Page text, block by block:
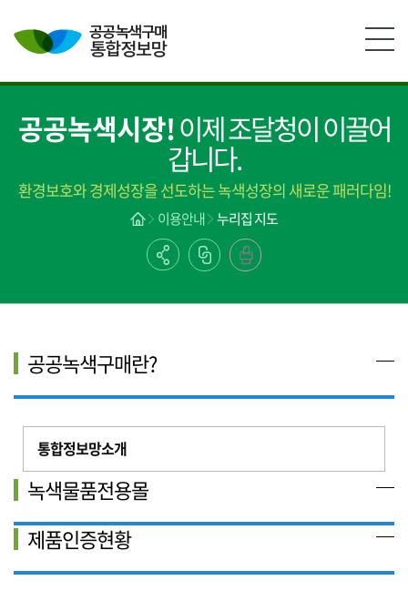
공공녹색시장!이제 조달청이 이끌어
갑니다.
환경보호와 경제성장을 선도하는 녹색성장의 새로운 패러다임!
이용안내 누리집 지도
공공녹색구매란?
통합정보망소개
녹색물품전용몰
제품인증현황